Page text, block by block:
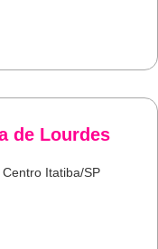
de Lourdes
Itatiba/SP